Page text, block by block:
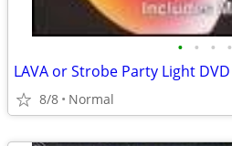
• • • •
LAVA or Strobe Party Light DVD
8/8 Normal